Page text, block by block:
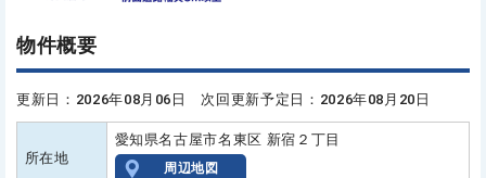
物件概要
更新日：2026年08月06日 次回更新予定日：2026年08月20日
所在地
愛知県名古屋市名東区 新宿２丁目
周辺地図